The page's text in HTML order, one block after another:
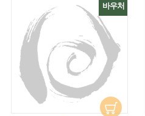
바우처